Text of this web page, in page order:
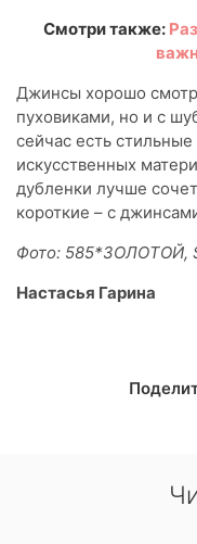
Смотри также:
Джинсы хорошо
пуховиками, но и с
сейчас есть
искусственных
дубленки лучше
короткие – с
Фото: 585*ЗОЛОТОЙ,
Настасья Гарина